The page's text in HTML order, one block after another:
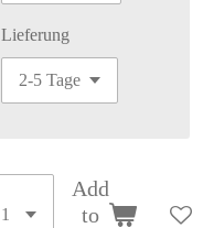
Lieferung
Add
to